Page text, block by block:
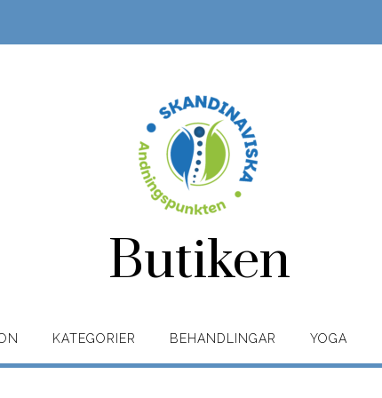
Butiken
KATEGORIER BEHANDLINGAR YOGA